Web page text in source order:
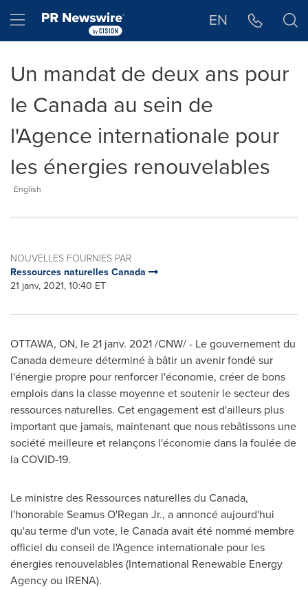
Hamburger menu EN
Un mandat de deux ans pour
le Canada au sein de
l'Agence internationale pour
les énergies renouvelables
English
NOUVELLES FOURNIES PAR
Ressources naturelles Canada
21 janv, 2021, 10:40 ET
OTTAWA, ON, le 21 janv. 2021 /CNW/ - Le gouvernement du
Canada demeure déterminé à bâtir un avenir fondé sur
l'énergie propre pour renforcer l'économie, créer de bons
emplois dans la classe moyenne et soutenir le secteur des
ressources naturelles. Cet engagement est d'ailleurs plus
important que jamais, maintenant que nous rebâtissons une
société meilleure et relançons l'économie dans la foulée de
la COVID-19.
Le ministre des Ressources naturelles du Canada,
l'honorableSeamus O'Regan Jr., a annoncé aujourd'hui
qu'au terme d'un vote, le Canada avait été nommé membre
officiel du conseil de l'Agence internationale pour les
énergies renouvelables (International Renewable Energy
Agency ou IRENA).